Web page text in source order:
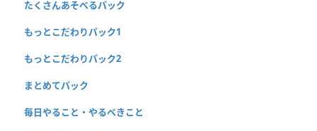
たくさんあそべるパック
もっとこだわりパック1
もっとこだわりパック2
まとめてパック
毎日やること・やるべきこと